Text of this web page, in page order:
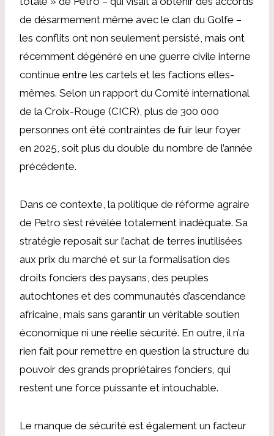
de désarmement même avec le clan du Golfe –
les conflits ont non seulement persisté, mais ont
récemment dégénéré en une guerre civile interne
continue entre les cartels et les factions elles-
mêmes. Selon un rapport du Comité international
de la Croix-Rouge (CICR), plus de 300 000
personnes ont été contraintes de fuir leur foyer
en 2025, soit plus du double du nombre de l’année
précédente.
Dans ce contexte, la politique de réforme agraire
de Petro s’est révélée totalement inadéquate. Sa
stratégie reposait sur l’achat de terres inutilisées
aux prix du marché et sur la formalisation des
droits fonciers des paysans, des peuples
autochtones et des communautés d’ascendance
africaine, mais sans garantir un véritable soutien
économique ni une réelle sécurité. En outre, il n’a
rien fait pour remettre en question la structure du
pouvoir des grands propriétaires fonciers, qui
restent une force puissante et intouchable.
Le manque de sécurité est également un facteur